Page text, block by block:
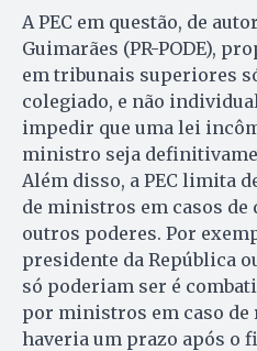
A PEC em questão, de
Guimarães (PR-PODE),
em tribunais superiores
colegiado, e não
impedir que uma lei
ministro seja
Além disso, a PEC limita
de ministros em casos de
outros poderes. Por
presidente da República
só poderiam ser é
por ministros em caso de
haveria um prazo após o